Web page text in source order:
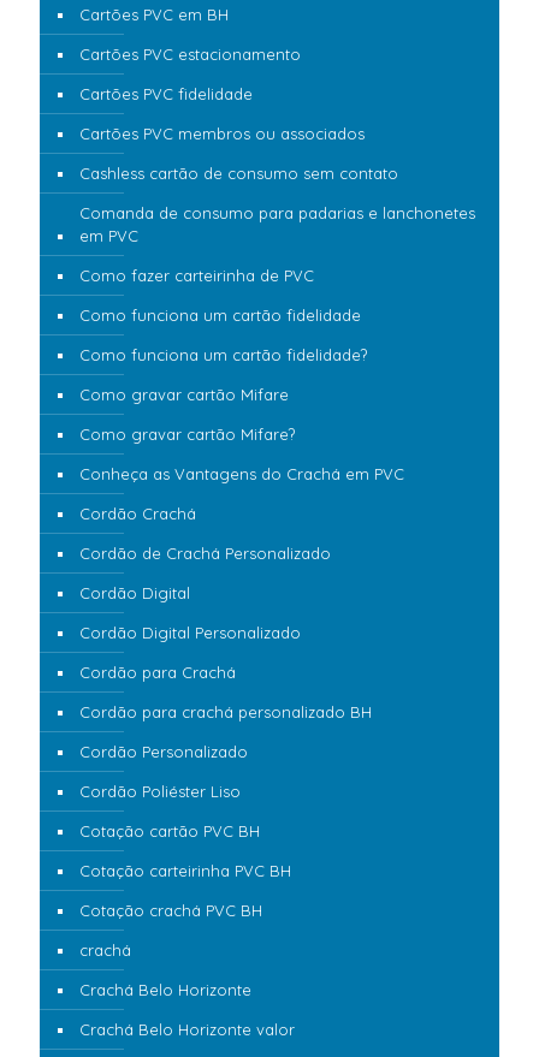
Cartões PVC em BH
Cartões PVC estacionamento
Cartões PVC fidelidade
Cartões PVC membros ou associados
Cashless cartão de consumo sem contato
Comanda de consumo para padarias e lanchonetes
em PVC
Como fazer carteirinha de PVC
Como funciona um cartão fidelidade
Como funciona um cartão fidelidade?
Como gravar cartão Mifare
Como gravar cartão Mifare?
Conheça as Vantagens do Crachá em PVC
Cordão Crachá
Cordão de Crachá Personalizado
Cordão Digital
Cordão Digital Personalizado
Cordão para Crachá
Cordão para crachá personalizado BH
Cordão Personalizado
Cordão Poliéster Liso
Cotação cartão PVC BH
Cotação carteirinha PVC BH
Cotação crachá PVC BH
crachá
Crachá Belo Horizonte
Crachá Belo Horizonte valor